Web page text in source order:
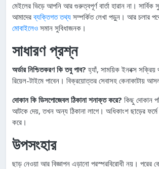
মেইলের ভিড়ে আপনি আর গুরুত্বপূর্ণ বার্তা হারান না। সার্বিক
আমাদেরব্যক্তিগত তথ্য সম্পর্কিত লেখা পড়ুন। আর চলার
মোবাইলেও সমান সুবিধাজনক।
সাধারণ প্রশ্ন
অর্ডার নিশ্চিতকরণ কি তবু পাব? হ্যাঁ, সাময়িক ইনবক্স সক্রিয়
রিয়েল-টাইমে পাবেন। বিক্রয়োত্তর সেবাসহ কেনাকাটায়
দোকান কি ডিসপোজেবল ঠিকানা শনাক্ত করে? কিছু দোকান
আটকে দেয়, তখন অন্য ঠিকানা লাগে। অধিকাংশ ছাড়ের ফর্মে
করে।
উপসংহার
ছাড় নেওয়া আর বিজ্ঞাপন এড়ানো পরস্পরবিরোধী নয়। পরের